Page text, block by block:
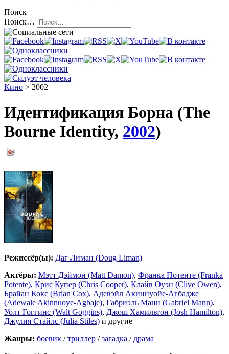
Поиск
Поиск…
Кино > 2002
Идентификация Борна (The
Bourne Identity, 2002)
Режиссёр(ы): Даг Лиман (Doug Liman)
Актёры: Мэтт Дэймон (Matt Damon), Франка Потенте (Franka
Potente), Крис Купер (Chris Cooper), Клайв Оуэн (Clive Owen),
Брайан Кокс (Brian Cox), Адевэйл Акиннуойе-Агбадже
(Adewale Akinnuoye-Agbaje), Габриэль Манн (Gabriel Mann),
Уолт Гоггинс (Walt Goggins), Джош Хамильтон (Josh Hamilton),
Джулия Стайлс (Julia Stiles) и другие
Жанры: боевик /триллер /загадка / драма